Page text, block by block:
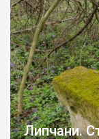
Липчани.